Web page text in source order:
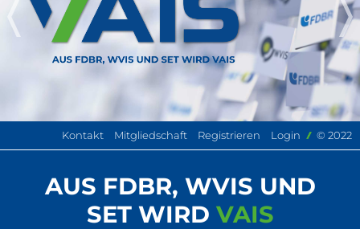
Kontakt Mitgliedschaft Registrieren Login © 2022
AUS FDBR, WVIS UND
SET WIRD VAIS
Fachbereiche
Publikationen
Weiterbildung
Kommunikation